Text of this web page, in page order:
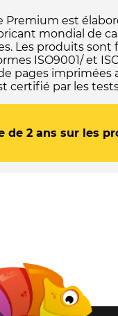
Premium est
mondial de
Les produits sont
ISO9001/ et
pages imprimées
certifié par les tests
de 2 ans sur les